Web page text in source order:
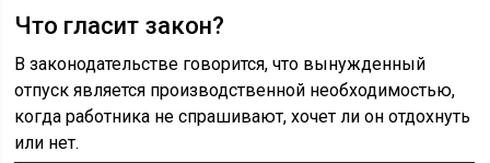
Что гласит закон?
В законодательстве говорится, что вынужденный
отпуск является производственной необходимостью,
когда работника не спрашивают, хочет ли он отдохнуть
или нет.